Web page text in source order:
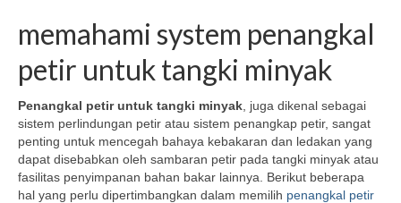
memahami system penangkal
petir untuk tangki minyak
Penangkal petir untuk tangki minyak , juga dikenal sebagai
sistem perlindungan petir atau sistem penangkap petir, sangat
penting untuk mencegah bahaya kebakaran dan ledakan yang
dapat disebabkan oleh sambaran petir pada tangki minyak atau
fasilitas penyimpanan bahan bakar lainnya. Berikut beberapa
hal yang perlu dipertimbangkan dalam memilih penangkal petir